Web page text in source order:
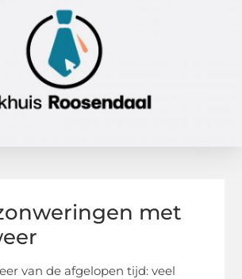
met
van de afgelopen tijd: veel